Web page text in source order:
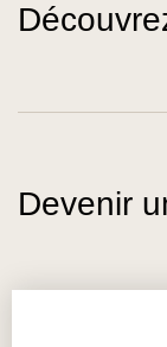
Devenir